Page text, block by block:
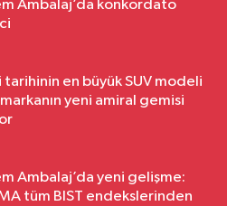
Ambalaj’da konkordato
tarihinin en büyük SUV modeli
yeni amiral gemisi
Ambalaj’da yeni gelişme:
tüm BIST endekslerinden